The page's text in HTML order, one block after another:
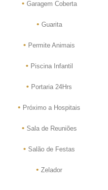
• Garagem Coberta
• Guarita
• Permite Animais
• Piscina Infantil
• Portaria 24Hrs
• Próximo a Hospitais
• Sala de Reuniões
• Salão de Festas
• Zelador